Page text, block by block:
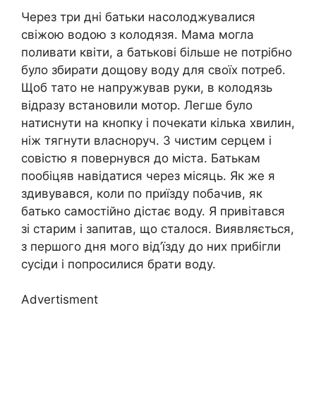
Через три дні батьки насолоджувалися
свіжою водою з колодязя. Мама могла
поливати квіти, а батькові більше не потрібно
було збирати дощову воду для своїх потреб.
Щоб тато не напружував руки, в колодязь
відразу встановили мотор. Легше було
натиснути на кнопку і почекати кілька хвилин,
ніж тягнути власноруч. З чистим серцем і
совістю я повернувся до міста. Батькам
пообіцяв навідатися через місяць. Як же я
здивувався, коли по приїзду побачив, як
батько самостійно дістає воду. Я привітався
зі старим і запитав, що сталося. Виявляється,
з першого дня мого від’їзду до них прибігли
сусіди і попросилися брати воду.
Advertisment